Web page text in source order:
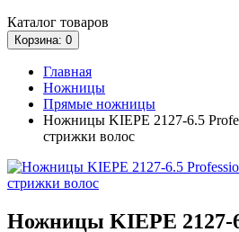
Каталог товаров
Корзина: 0
Главная
Ножницы
Прямые ножницы
Ножницы KIEPE 2127-6.5
стрижки волос
Ножницы KIEPE 2127-